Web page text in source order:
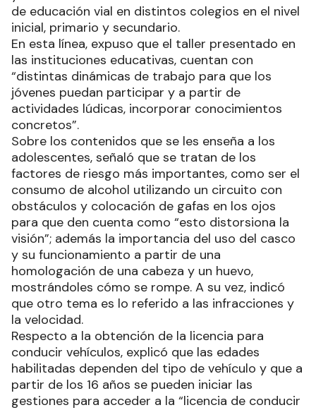
de educación vial en distintos colegios en el nivel
inicial, primario y secundario.
En esta línea, expuso que el taller presentado en
las instituciones educativas, cuentan con
“distintas dinámicas de trabajo para que los
jóvenes puedan participar y a partir de
actividades lúdicas, incorporar conocimientos
concretos”.
Sobre los contenidos que se les enseña a los
adolescentes, señaló que se tratan de los
factores de riesgo más importantes, como ser el
consumo de alcohol utilizando un circuito con
obstáculos y colocación de gafas en los ojos
para que den cuenta como “esto distorsiona la
visión”; además la importancia del uso del casco
y su funcionamiento a partir de una
homologación de una cabeza y un huevo,
mostrándoles cómo se rompe. A su vez, indicó
que otro tema es lo referido a las infracciones y
la velocidad.
Respecto a la obtención de la licencia para
conducir vehículos, explicó que las edades
habilitadas dependen del tipo de vehículo y que a
partir de los 16 años se pueden iniciar las
gestiones para acceder a la “licencia de conducir